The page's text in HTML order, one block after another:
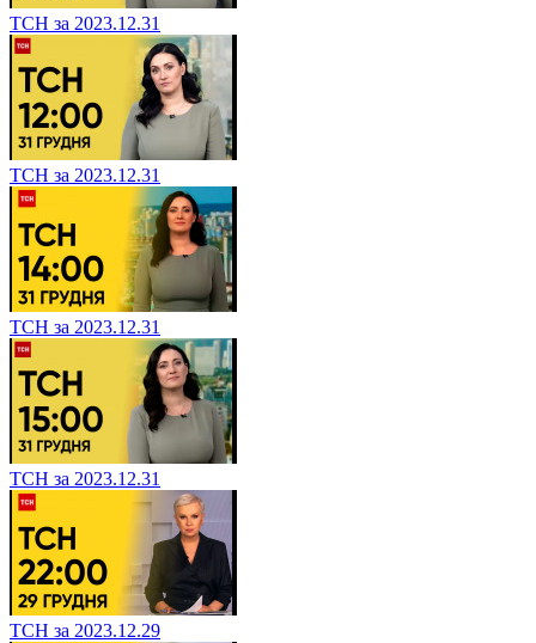
ТСН за 2023.12.31
ТСН за 2023.12.31
ТСН за 2023.12.31
ТСН за 2023.12.31
ТСН за 2023.12.29